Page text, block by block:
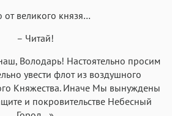
от великого князя…
– Читай!
Володарь! Настоятельно просим
увести флот из воздушного
Княжества. Иначе Мы вынуждены
и покровительстве Небесный